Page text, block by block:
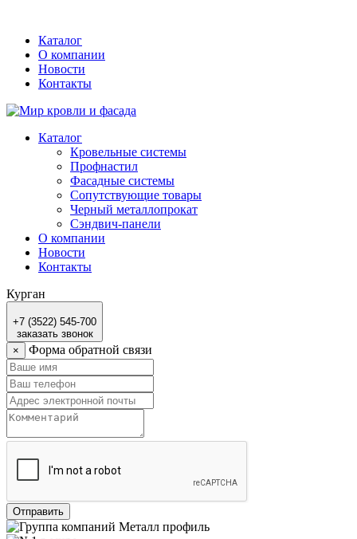
Каталог
О компании
Новости
Контакты
Каталог
Кровельные системы
Профнастил
Фасадные системы
Сопутствующие товары
Черный металлопрокат
Сэндвич-панели
О компании
Новости
Контакты
Курган
+7 (3522) 545-700
заказать звонок
×
Форма обратной связи
Отправить